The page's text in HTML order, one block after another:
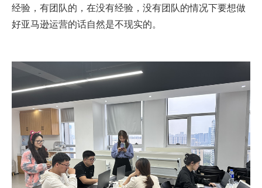
经验，有团队的，在没有经验，没有团队的情况下要想做
好亚马逊运营的话自然是不现实的。